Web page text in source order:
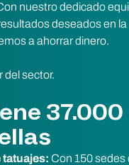
nuestro dedicado
deseados en la
a ahorrar dinero.
del sector.
37.000
tatuajes: Con 150 sedes